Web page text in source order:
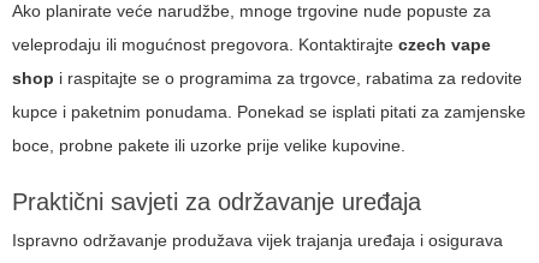
Ako planirate veće narudžbe, mnoge trgovine nude popuste za
veleprodaju ili mogućnost pregovora. Kontaktirajte czech vape
shop i raspitajte se o programima za trgovce, rabatima za redovite
kupce i paketnim ponudama. Ponekad se isplati pitati za zamjenske
boce, probne pakete ili uzorke prije velike kupovine.
Praktični savjeti za održavanje uređaja
Ispravno održavanje produžava vijek trajanja uređaja i osigurava